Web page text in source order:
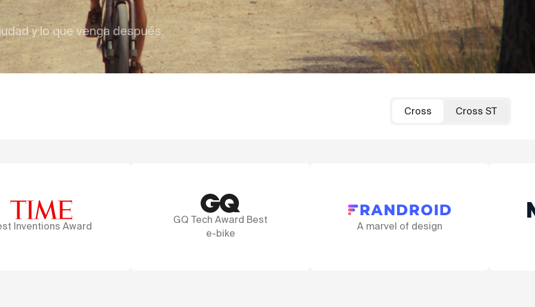
y lo que venga después.
Cross Cross ST
GQ Tech Award Best
A marvel of design